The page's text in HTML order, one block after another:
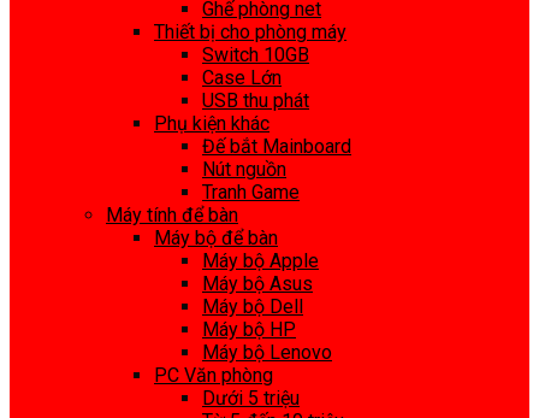
Ghế phòng net
Thiết bị cho phòng máy
Switch 10GB
Case Lớn
USB thu phát
Phụ kiện khác
Đế bắt Mainboard
Nút nguồn
Tranh Game
Máy tính để bàn
Máy bộ để bàn
Máy bộ Apple
Máy bộ Asus
Máy bộ Dell
Máy bộ HP
Máy bộ Lenovo
PC Văn phòng
Dưới 5 triệu